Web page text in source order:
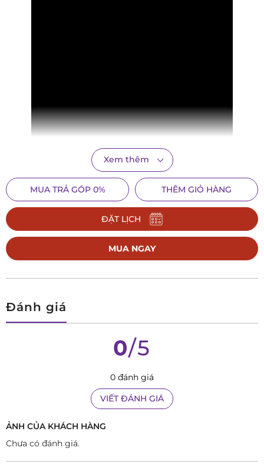
Orient có 2 dòng sản phẩm chính là Orient dành cho phân
khúc tầm trung vàOrient Star
dành cho phân khúc sản
phẩm cao cấp. Nếu những chiếc
Orient Star có giá từ 12 triệu
đến hơn 50 triệu, thì dòng Orient thường lại mang tới những
cỗ máy thời gian tốt và đẹp nhất trong tầm giá dưới 10 triệu
đồng. Với số lượng hàng trăm thiết kế khác nhau và cập nhật
mẫu mới hàng năm, Orient phù hợp và đáp ứng nhu cầu của
rất nhiều đối tượng người dùng.
Là phiên bản kỷ niệm 70 năm thành lập thương hiệu Orient
RE-AV0B02Y00B
Layered Skeleton, RE-AV0B02Y00B gây ấn tượng bởi thiết kế
phần màu xanh có lộ máy tinh tế. Được lấy cảm hứng từ
nghệ thuật dệt truyền thống và ngành thiết kế thời trang,
những cỗ máy tự động do Orient phát triển, kết hợp với dial
được tạo nên bởi những lớp cắt xếp đặt lên nhau, giống như
Xem thêm
MUA TRẢ GÓP 0% THÊM GIỎ HÀNG
ĐẶT LỊCH
MUA NGAY
Đánh giá
0/5
0 đánh giá
VIẾT ĐÁNH GIÁ
ẢNH CỦA KHÁCH HÀNG
Chưa có đánh giá.